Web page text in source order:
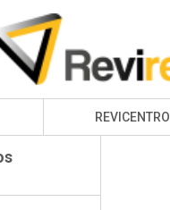
REVICENTRO
P/ALUGAR